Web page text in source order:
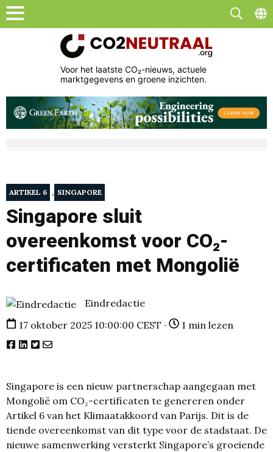
Voor het laatste CO₂-nieuws, actuele
marktgegevens en groene inzichten.
ARTIKEL 6 , SINGAPORE
Singapore sluit
overeenkomst voor CO₂-
certificaten met Mongolië
Eindredactie
17 oktober 2025 10:00:00 CEST ·
1 min lezen
Singapore is een nieuw partnerschap aangegaan met
Mongolië om CO₂-certificaten te genereren onder
Artikel 6 van het Klimaatakkoord van Parijs. Dit is de
tiende overeenkomst van dit type voor de stadstaat. De
nieuwe samenwerking versterkt Singapore’s groeiende